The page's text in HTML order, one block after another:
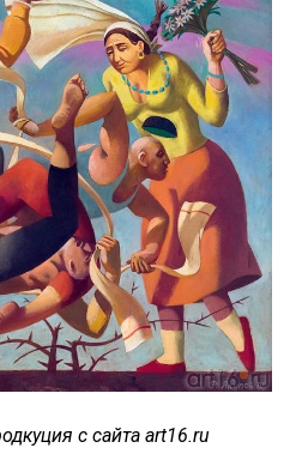
с сайта art16.ru